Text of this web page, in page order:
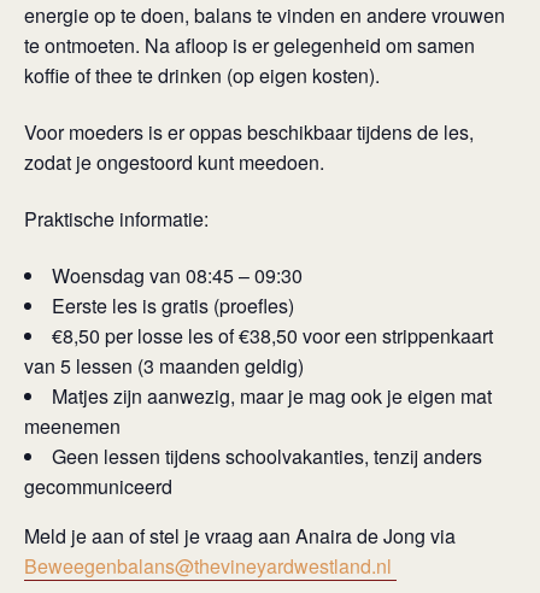
energie op te doen, balans te vinden en andere vrouwen
te ontmoeten. Na afloop is er gelegenheid om samen
koffie of thee te drinken (op eigen kosten).
Voor moeders is er oppas beschikbaar tijdens de les,
zodat je ongestoord kunt meedoen.
Praktische informatie:
Woensdag van 08:45 – 09:30
Eerste les is gratis (proefles)
€8,50 per losse les of €38,50 voor een strippenkaart
van 5 lessen (3 maanden geldig)
Matjes zijn aanwezig, maar je mag ook je eigen mat
meenemen
Geen lessen tijdens schoolvakanties, tenzij anders
gecommuniceerd
Meld je aan of stel je vraag aan Anaira de Jong via
Beweegenbalans@thevineyardwestland.nl